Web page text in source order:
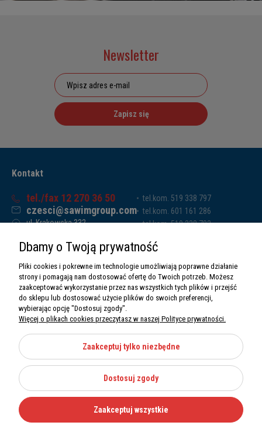
Newsletter
Zapisz się
Kontakt
tel./fax 12 270 36 50
czesci@sawimgroup.com
ul. Krakowska 332,
Sawim Group Mariusz Zdyb sp. k.
NIP: 5130284470
REGON: 5246591010
tel.kom. 519 338 797
tel.kom. 601 161 286
tel.kom. 519 338 793
O nas
Informacje
Moje konto
Kategorie
Dbamy o Twoją prywatność
Pliki cookies i pokrewne im technologie umożliwiają poprawne działanie
strony i pomagają nam dostosować ofertę do Twoich potrzeb. Możesz
zaakceptować wykorzystanie przez nas wszystkich tych plików i przejść
do sklepu lub dostosować użycie plików do swoich preferencji,
wybierając opcję "Dostosuj zgody".
Więcej o plikach cookies przeczytasz w naszej Polityce prywatności.
Zaakceptuj tylko niezbędne
Dostosuj zgody
Zaakceptuj wszystkie